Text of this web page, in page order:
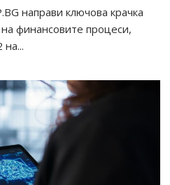
направи ключова крачка
финансовите процеси,
на...